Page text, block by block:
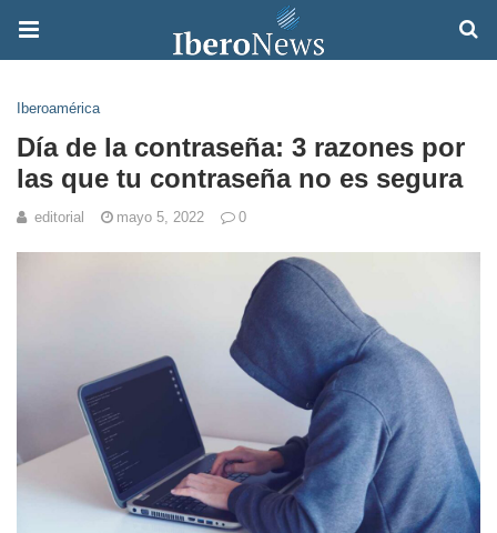
Iberoamérica
Día de la contraseña: 3 razones por
las que tu contraseña no es segura
editorial mayo 5, 2022 0